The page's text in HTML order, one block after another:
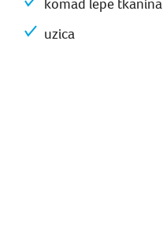
uzica